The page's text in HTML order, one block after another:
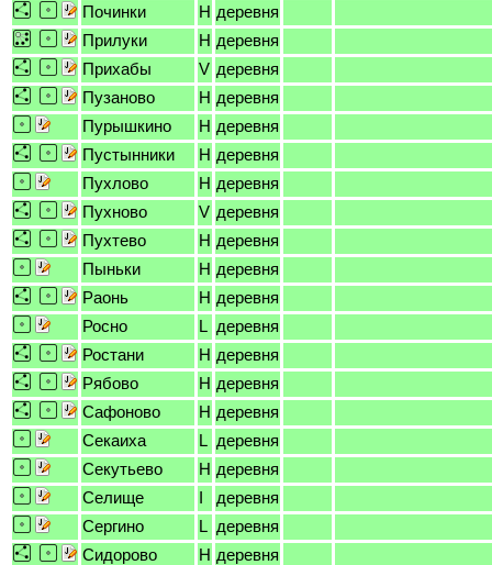
Починки
H деревня
Прилуки
H деревня
Прихабы
V деревня
Пузаново
H деревня
Пурышкино
H деревня
Пустынники
H деревня
Пухлово
H деревня
Пухново
V деревня
Пухтево
H деревня
Пыньки
H деревня
Раонь
H деревня
Росно
L деревня
Ростани
H деревня
Рябово
H деревня
Сафоново
H деревня
Секаиха
L деревня
Секутьево
H деревня
Селище
I
деревня
Сергино
L деревня
Сидорово
H деревня